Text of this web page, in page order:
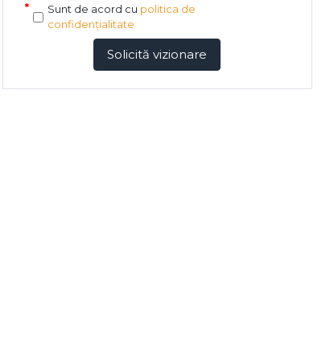
Sunt de acord cu politica de
confidențialitate
Solicită vizionare